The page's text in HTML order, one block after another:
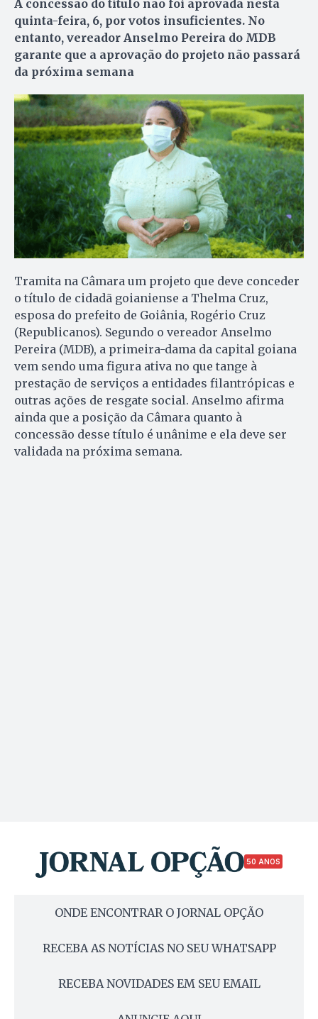
A concessão do título não foi aprovada nesta
quinta-feira, 6, por votos insuficientes. No
entanto, vereador Anselmo Pereira do MDB
garante que a aprovação do projeto não passará
da próxima semana
Tramita na Câmara um projeto que deve conceder
o título de cidadã goianiense a Thelma Cruz,
esposa do prefeito de Goiânia, Rogério Cruz
(Republicanos). Segundo o vereador Anselmo
Pereira (MDB), a primeira-dama da capital goiana
vem sendo uma figura ativa no que tange à
prestação de serviços a entidades filantrópicas e
outras ações de resgate social. Anselmo afirma
ainda que a posição da Câmara quanto à
concessão desse título é unânime e ela deve ser
validada na próxima semana.
50 ANOS
ONDE ENCONTRAR O JORNAL OPÇÃO
RECEBA AS NOTÍCIAS NO SEU WHATSAPP
RECEBA NOVIDADES EM SEU EMAIL